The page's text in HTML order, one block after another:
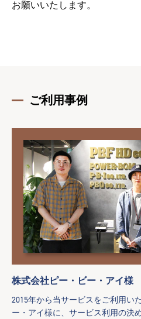
お願いいたします。
ご利用事例
株式会社ピー・ビー・アイ様
2015年から当サービスをご利用い
ー・アイ様に、サービス利用の決